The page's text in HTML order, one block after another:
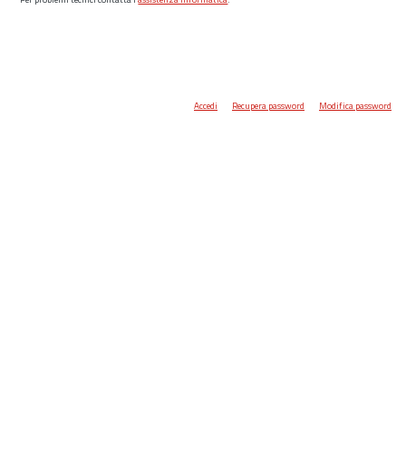
Accedi Recupera password Modifica password